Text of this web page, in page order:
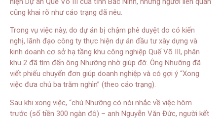
cũng khai rõ như cáo trạng đã nêu.
Trong vụ việc này, do dự án bị chậm phê duyệt do có kiến
nghị, lãnh đạo công ty thực hiện dự án đầu tư xây dựng và
kinh doanh cơ sở hạ tầng khu công nghiệp Quế Võ III, phân
khu 2 đã tìm đến ông Nhưỡng nhờ giúp đỡ. Ông Nhưỡng đã
viết phiếu chuyển đơn giúp doanh nghiệp và có gợi ý “Xong
việc đưa chú ba trăm nghìn” (theo cáo trạng).
Sau khi xong việc, “chú Nhưỡng có nói nhắc về việc hôm
trước (số tiền 300 ngàn đô) – anh Nguyễn Văn Đức, người kết